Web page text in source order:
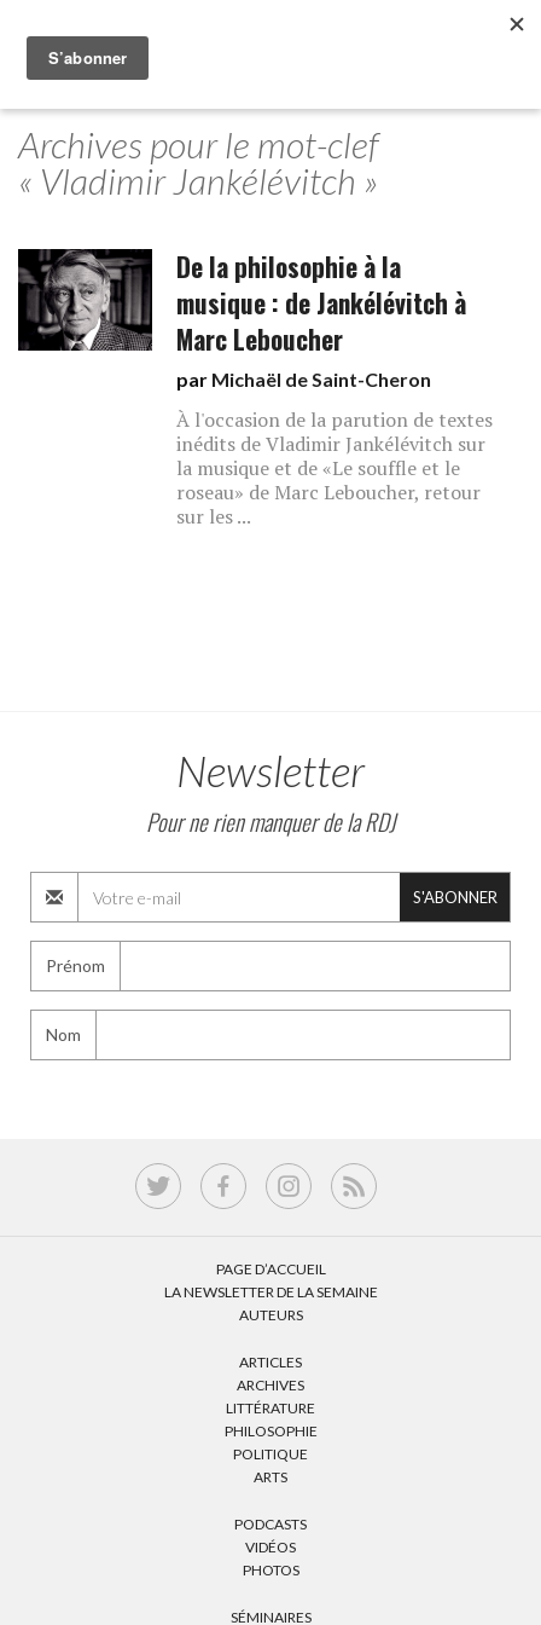
Archives pour le mot-clef
« Vladimir Jankélévitch »
De la philosophie à la
musique : de Jankélévitch à
Marc Leboucher
par Michaël de Saint-Cheron
À l'occasion de la parution de textes
inédits de Vladimir Jankélévitch sur
la musique et de «Le souffle et le
roseau» de Marc Leboucher, retour
sur les ...
Newsletter
Pour ne rien manquer de la RDJ
S'ABONNER
Prénom
Nom
PAGE D’ACCUEIL
LA NEWSLETTER DE LA SEMAINE
AUTEURS
ARTICLES
ARCHIVES
LITTÉRATURE
PHILOSOPHIE
POLITIQUE
ARTS
PODCASTS
VIDÉOS
PHOTOS
SÉMINAIRES